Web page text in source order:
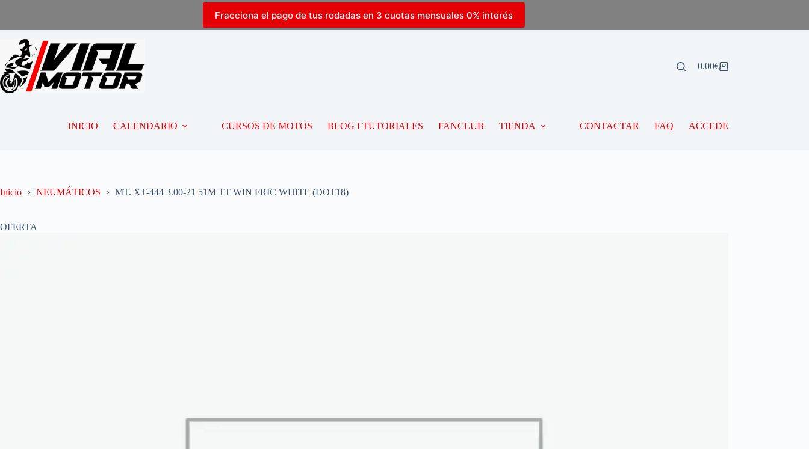
Fracciona el pago de tus rodadas en 3 cuotas mensuales 0% interés
0.00€
INICIO CALENDARIO CURSOS DE MOTOS BLOG I TUTORIALES FANCLUB TIENDA CONTACTAR FAQ ACCEDE
Inicio NEUMÁTICOS MT. XT-444 3.00-21 51M TT WIN FRIC WHITE (DOT18)
OFERTA